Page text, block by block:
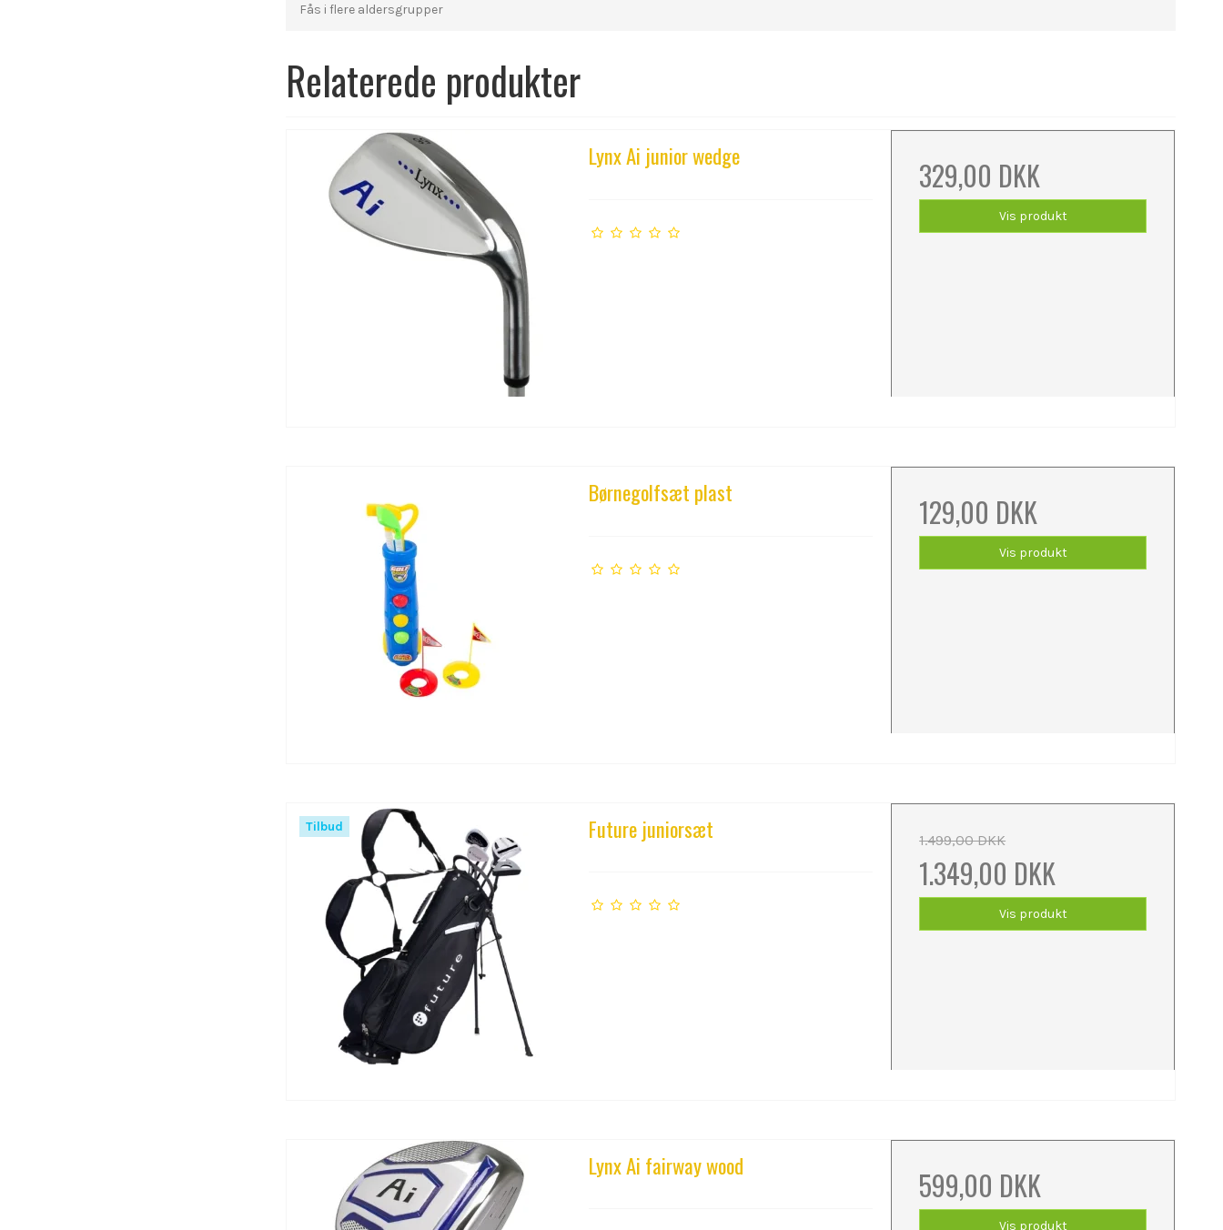
Fås i flere aldersgrupper
Relaterede produkter
Lynx Ai junior wedge 329,00 DKK
Vis produkt
Børnegolfsæt plast 129,00 DKK
Vis produkt
Tilbud Future juniorsæt 1.499,00 DKK
1.349,00 DKK
Vis produkt
Lynx Ai fairway wood 599,00 DKK
Vis produkt